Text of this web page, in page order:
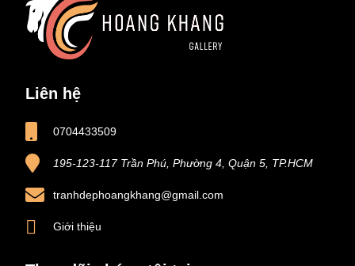
Liên hệ
0704433509
195-123-117 Trần Phú, Phường 4, Quận 5, TP.HCM
tranhdephoangkhang@gmail.com
Giới thiệu